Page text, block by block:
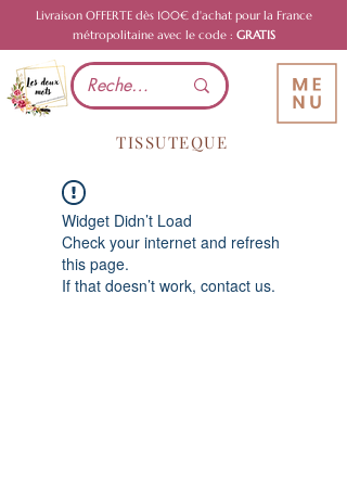
Livraison OFFERTE dès 100€ d'achat pour la France
métropolitaine avec le code : GRATIS
TISSUTEQUE
Widget Didn’t Load
Check your internet and refresh
this page.
If that doesn’t work, contact us.